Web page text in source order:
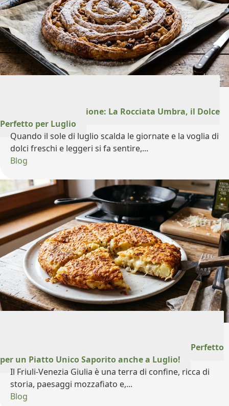
Un Morso di Tradizione: La Rocciata Umbra, il Dolce
Perfetto per Luglio
Quando il sole di luglio scalda le giornate e la voglia di
dolci freschi e leggeri si fa sentire,...
Blog
Frico con Patate: Il Cuore Gustoso del Friuli, Perfetto
per un Piatto Unico Saporito anche a Luglio!
Il Friuli-Venezia Giulia è una terra di confine, ricca di
storia, paesaggi mozzafiato e,...
Blog